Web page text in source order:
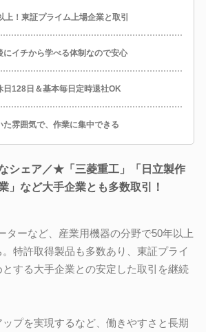
上！東証プライム上場企業と取引
にイチから学べる体制なので安心
日128日＆基本毎日定時退社OK
た雰囲気で、作業に集中できる
シェア／★「三菱重工」「日立製作
」など大手企業とも多数取引！
ターなど、産業用機器の分野で50年以上
特許取得製品も多数あり、東証プライ
とする大手企業との安定した取引を継続
プを実現するなど、働きやすさと長期